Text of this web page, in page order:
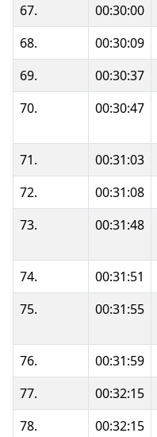
67.
00:30:00
68.
00:30:09
69.
00:30:37
70.
00:30:47
71. 00:31:03
72.
00:31:08
73.
00:31:48
74. 00:31:51
75.
00:31:55
76. 00:31:59
77.
00:32:15
78.
00:32:15